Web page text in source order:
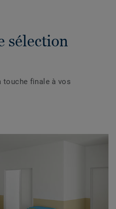
sélection
touche finale à vos